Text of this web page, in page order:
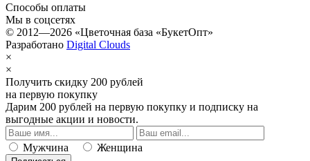
Способы оплаты
Мы в соцсетях
© 2012—2026 «Цветочная база «БукетОпт»
Разработано Digital Clouds
×
×
Получить скидку 200 рублей
на первую покупку
Дарим 200 рублей на первую покупку и подписку на
выгодные акции и новости.
Мужчина Женщина